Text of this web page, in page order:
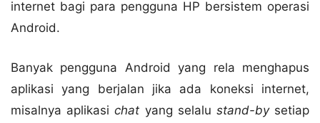
internet bagi para pengguna HP bersistem operasi
Android.
Banyak pengguna Android yang rela menghapus
aplikasi yang berjalan jika ada koneksi internet,
misalnya aplikasichat yang selalu stand-bysetiap